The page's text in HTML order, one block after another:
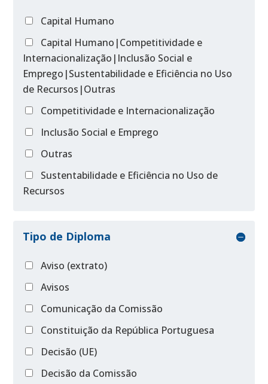
Capital Humano
Capital Humano|Competitividade e
Internacionalização|Inclusão Social e
Emprego|Sustentabilidade e Eficiência no Uso
de Recursos|Outras
Competitividade e Internacionalização
Inclusão Social e Emprego
Outras
Sustentabilidade e Eficiência no Uso de
Recursos
Tipo de Diploma
Aviso (extrato)
Avisos
Comunicação da Comissão
Constituição da República Portuguesa
Decisão (UE)
Decisão da Comissão